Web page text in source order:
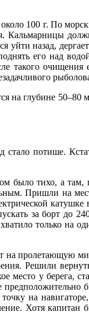
100 г. По
Кальмарницы
уйти назад,
его над
такого очищения
на глубине 50–80
стало потише.
было тихо, а там,
Пришли на
катушке
за борт до
только на
на пролетающую
Решили
место у берега,
предположительно
на
Хотя капитан